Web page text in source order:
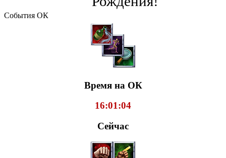
События ОК
Время на ОК
16:01:04
Сейчас